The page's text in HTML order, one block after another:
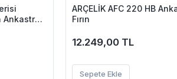
Ankastre
ARÇELİK AFC 220 HB
Fırın
12.249,00 TL
Sepete Ekle